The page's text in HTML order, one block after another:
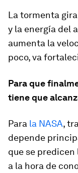
La tormenta
y la energía del
aumenta la
poco, va
Para que
tiene que
Para la NASA,
depende
que se
a la hora de